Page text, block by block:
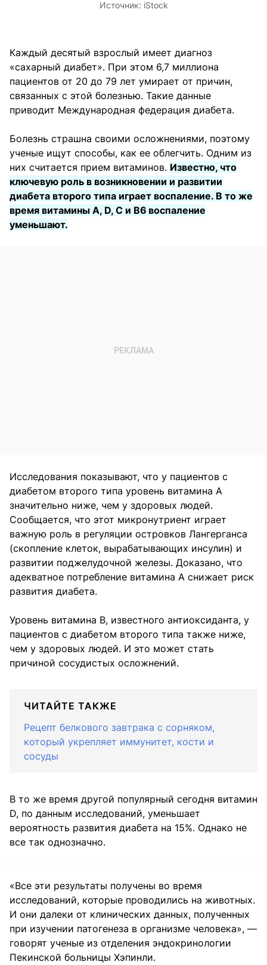
Источник: iStock
Каждый десятый взрослый имеет диагноз
«сахарный диабет». При этом 6,7 миллиона
пациентов от 20 до 79 лет умирает от причин,
связанных с этой болезнью. Такие данные
приводит Международная федерация диабета.
Болезнь страшна своими осложнениями, поэтому
ученые ищут способы, как ее облегчить. Одним из
них считается прием витаминов. Известно, что
ключевую роль в возникновении и развитии
диабета второго типа играет воспаление. В то же
время витамины А, D, С и B6 воспаление
уменьшают.
Исследования показывают, что у пациентов с
диабетом второго типа уровень витамина А
значительно ниже, чем у здоровых людей.
Сообщается, что этот микронутриент играет
важную роль в регуляции островков Лангерганса
(скопление клеток, вырабатывающих инсулин) и
развитии поджелудочной железы. Доказано, что
адекватное потребление витамина А снижает риск
развития диабета.
Уровень витамина В, известного антиоксиданта, у
пациентов с диабетом второго типа также ниже,
чем у здоровых людей. И это может стать
причиной сосудистых осложнений.
ЧИТАЙТЕ ТАКЖЕ
Рецепт белкового завтрака с сорняком,
который укрепляет иммунитет, кости и
сосуды
В то же время другой популярный сегодня витамин
D, по данным исследований, уменьшает
вероятность развития диабета на 15%. Однако не
все так однозначно.
«Все эти результаты получены во время
исследований, которые проводились на животных.
И они далеки от клинических данных, полученных
при изучении патогенеза в организме человека», —
говорят ученые из отделения эндокринологии
Пекинской больницы Хэпинли.